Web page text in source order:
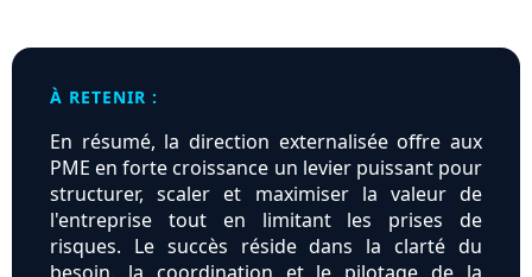
À RETENIR :
En résumé, la direction externalisée offre aux
PME en forte croissance un levier puissant pour
structurer, scaler et maximiser la valeur de
l'entreprise tout en limitant les prises de
risques. Le succès réside dans la clarté du